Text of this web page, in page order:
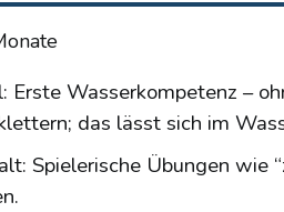
Erste Wasserkompetenz –
das lässt sich im
Spielerische Übungen wie